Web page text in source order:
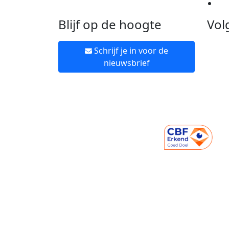
Blijf op de hoogte
Schrijf je in voor de
nieuwsbrief